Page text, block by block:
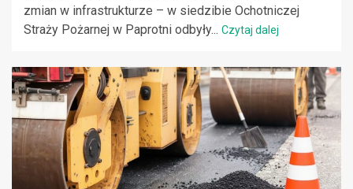
zmian w infrastrukturze – w siedzibie Ochotniczej
Straży Pożarnej w Paprotni odbyły... Czytaj dalej